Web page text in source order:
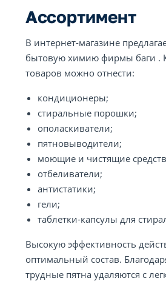
Ассортимент
В интернет-магазине
бытовую химию фирмы баги . К
товаров можно отнести:
кондиционеры;
стиральные порошки;
ополаскиватели;
пятновыводители;
моющие и чистящие
отбеливатели;
антистатики;
гели;
таблетки-капсулы для
Высокую эффективность
оптимальный состав.
трудные пятна удаляются с